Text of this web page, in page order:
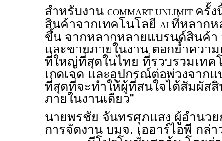
สำหรับงาน COMMART UNLIMIT ครั้ง
สินค้าจากเทคโนโลยี AI ที่หลากห
ขึ้น จากหลากหลายแบรนด์สินค้
และขายภายในงาน ตอกย้ำควา
ที่ใหญ่ที่สุดในไทย ที่รวบรวมเทค
เกดเจด และอุปกรณ์ต่อพ่วงจาก
ที่สุดที่จะทำให้ผู้ที่สนใจได้สัมผัส
ภายในงานเดียว”
นายพรชัย จันทรศุภแสง ผู้อำนว
การจัดงาน บมจ. เออาร์ไอพี กล่